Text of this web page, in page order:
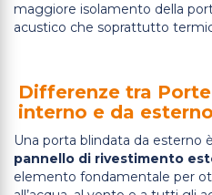
maggiore isolamento della
acustico che soprattutto
Differenze tra
interno e da esterno
Una porta blindata da esterno
pannello di rivestimento
elemento fondamentale per